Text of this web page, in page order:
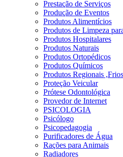
Prestação de Serviços
Produção de Eventos
Produtos Alimentícios
Produtos de Limpeza
Produtos Hospitalares
Produtos Naturais
Produtos Ortopédicos
Produtos Químicos
Produtos Regionais
Proteção Veicular
Prótese Odontológica
Provedor de Internet
PSICOLOGIA
Psicólogo
Psicopedagogia
Purificadores de Água
Rações para Animais
Radiadores